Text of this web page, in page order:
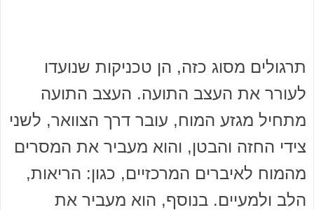
תרגולים מסוג כזה, הן טכניקות שנועדו
לעורר את העצב התועה. העצב התועה
מתחיל מגזע המוח, עובר דרך הצוואר, לשני
צידי החזה והבטן, והוא מעביר את המסרים
מהמוח לאיברים המרכזיים, כגון: הריאות,
הלב ולמעיים. בנוסף, הוא מעביר את